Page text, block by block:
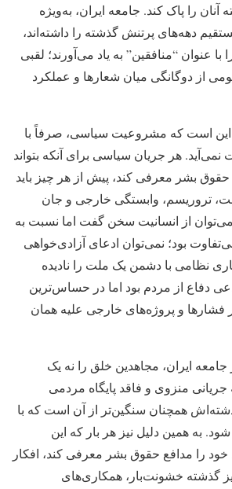
آنان را پاک کند. جامعه ایران، به‌ویژه
دهه‌های پرتنش گذشته را داشته‌اند،
عنوان “منافقین” به یاد می‌آورند؛ لقبی
از دوگانگی میان شعارها و عملکرد
این است که مشروعیت سیاسی، صرفاً با
نمی‌آید. هر جریان سیاسی برای آنکه بتواند
حقوق بشر معرفی کند، پیش از هر چیز باید
تروریسم، وابستگی خارجی و جان
از انسانیت سخن گفت اما نسبت به
بود؛ نمی‌توان ادعای آزادی‌خواهی
نظامی با دشمن یک ملت را نادیده
دفاع از مردم بود اما در حساس‌ترین
فشارها و پروژه‌های خارجی علیه همان
ایران، مجاهدین خلق را نه یک
جریانی منزوی و فاقد پایگاه مردمی
همچنان سنگین‌تر از آن است که با
به همین دلیل نیز هر بار که این
را مدافع حقوق بشر معرفی کند، افکار
گذشته خشونت‌بار، همکاری‌های